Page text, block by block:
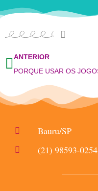
ANTERIOR
Bauru/SP
(21) 98593-0254